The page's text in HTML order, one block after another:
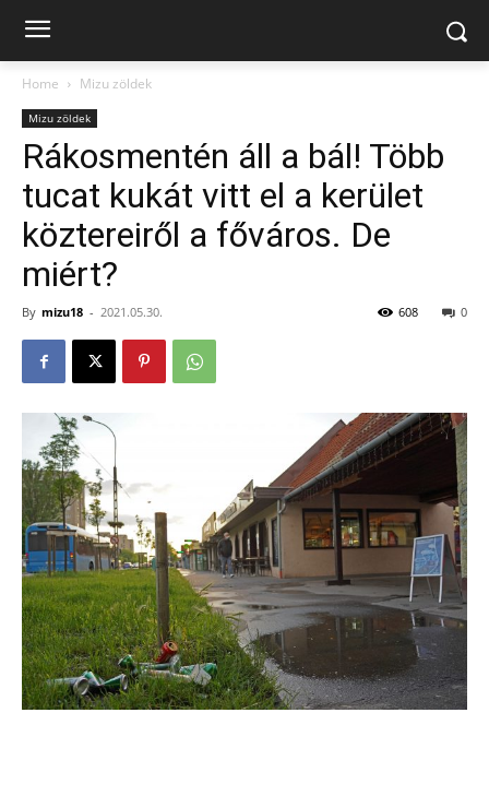
Home Mizu zöldek
Mizu zöldek
Rákosmentén áll a bál! Több
tucat kukát vitt el a kerület
köztereiről a főváros. De
miért?
By mizu18 - 2021.05.30. 0
608